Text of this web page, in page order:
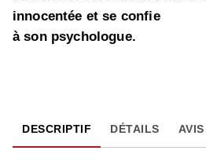
innocentée et se confie
à son psychologue.
DESCRIPTIF DÉTAILS AVIS